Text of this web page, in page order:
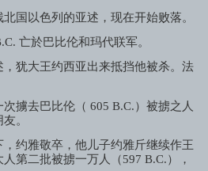
国以色列的亚述，现在开始败落。
亡於巴比伦和玛代联军。
犹大王约西亚出来抵挡他被杀。法
擄去巴比伦（ 605 B.C.）被掳之人
。
约雅敬卒，他儿子约雅斤继续作王
第二批被掳一万人（597 B.C.），